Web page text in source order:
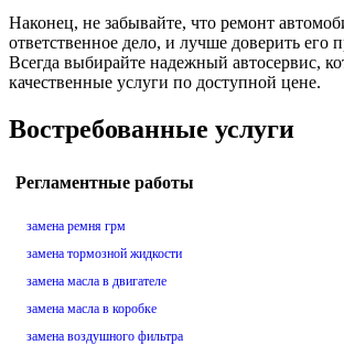
Наконец, не забывайте, что ремонт
ответственное дело, и лучше доверить его
Всегда выбирайте надежный автосервис,
качественные услуги по доступной цене.
Востребованные услуги
Регламентные работы
замена ремня грм
замена тормозной жидкости
замена масла в двигателе
замена масла в коробке
замена воздушного фильтра